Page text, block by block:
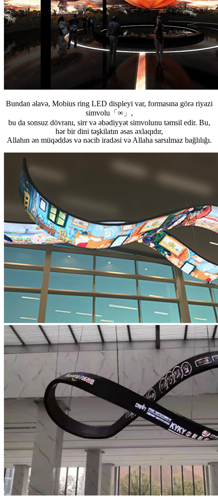
Bundan əlavə, Mobius ring LED displeyi var, formasına görə riyazi
simvolu「∞」,
bu da sonsuz dövranı, sirr və əbədiyyət simvolunu təmsil edir. Bu,
hər bir dini təşkilatın əsas əxlaqıdır,
Allahın ən müqəddəs və nəcib iradəsi və Allaha sarsılmaz bağlılığı.